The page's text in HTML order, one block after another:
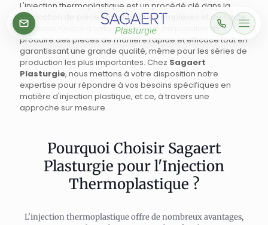
L'injection thermoplastique est un procédé clé dans la
fabrication de pièces en plastique complexes et de haute
précision. Grâce à cette méthode, il est possible de
produire des pièces de manière rapide et efficace tout en
garantissant une grande qualité, même pour les séries de
production les plus importantes. Chez Sagaert
Plasturgie, nous mettons à votre disposition notre
expertise pour répondre à vos besoins spécifiques en
matière d'injection plastique, et ce, à travers une
approche sur mesure.
Pourquoi Choisir Sagaert
Plasturgie pour l'Injection
Thermoplastique ?
L'injection thermoplastique offre de nombreux avantages,